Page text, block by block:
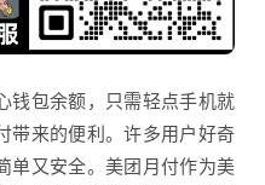
钱包余额，只需轻点手机就
来的便利。许多用户好奇
单又安全。美团月付作为美